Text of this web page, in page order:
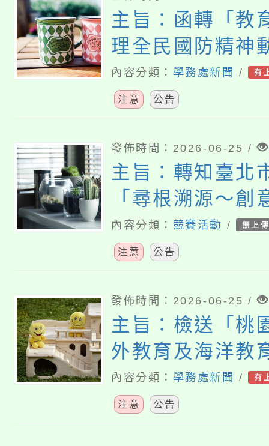
主旨：函轉「教
理全民國防精神
動實施要點」第
教育部於中華民
1152802144A
布，檢送發布令
規則規定各1份
內容分類： 學務處新聞 / 有
注意 公告
發佈時間：2026-06-25 /
主旨：轉知臺北
「尋根溯源～創
比賽」活動將暫
案，請查照。
內容分類： 競賽活動 / 無上
注意 公告
發佈時間：2026-06-25 /
主旨：檢送「桃
外教育及海洋教
學年度專業工作
施計畫」1份，
內容分類： 學務處新聞 / 有
注意 公告